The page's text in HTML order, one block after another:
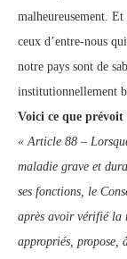
malheureusement.
ceux d’entre-nous
notre pays sont de
institutionnellement
Voici ce que
« Article 88 –
maladie grave et
ses fonctions, le
après avoir vérifié la
appropriés, propose,